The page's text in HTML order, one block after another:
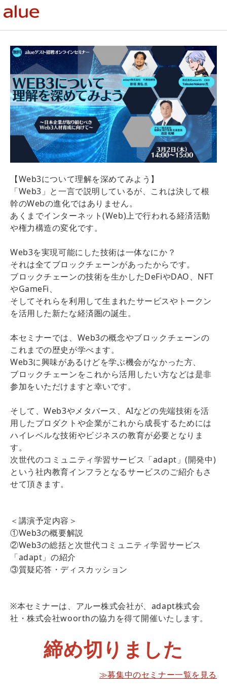
【Web3について理解を深めてみよう】
「Web3」と一言で説明しているが、これは決して根
幹のWebの進化ではありません。
あくまでインターネット(Web)上で行われる経済活動
や権力構造の変化です。
Web3を実現可能にした技術は一体なにか？
それは全てブロックチェーンがあったからです。
ブロックチェーンの技術を生かしたDeFiやDAO、NFT
やGameFi、
そしてそれらを利用して生まれたサービスやトークン
を活用した新たな経済圏の誕生。
本セミナーでは、Web3の概念やブロックチェーンの
これまでの歴史が学べます。
Web3に興味があるけどを学ぶ機会がなかった方、
ブロックチェーンをこれから活用したい方などは是非
参加をいただけますと幸いです。
そして、Web3やメタバース、AIなどの先端技術を活
用したプロダクトや企業がこれから成長するためには
ハイレベルな技術やビジネスの教育が必要となりま
す。
次世代のコミュニティ学習サービス「adapt」(開発中)
という社内教育インフラとなるサービスのご紹介もさ
せて頂きます。
＜講演予定内容＞
①Web3の概要解説
②Web3の総括と次世代コミュニティ学習サービス
「adapt」の紹介
③質疑応答・ディスカッション
※本セミナーは、アルー株式会社が、adapt株式会
社・株式会社woorthの協力を得て開催いたします。
締め切りました
≫募集中のセミナー一覧を見る